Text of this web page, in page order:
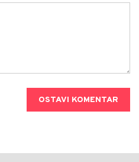
OSTAVI KOMENTAR